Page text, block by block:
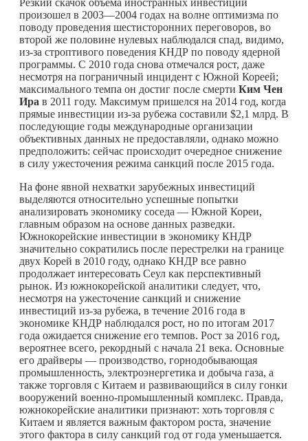
произошел в 2003—2004 годах на волне оптимизма по
поводу проведения шестисторонних переговоров, во
второй же половине нулевых наблюдался спад, видимо,
из-за строптивого поведения КНДР по поводу ядерной
программы. С 2010 года снова отмечался рост, даже
несмотря на пограничный инцидент с Южной Кореей;
максимального темпа он достиг после смерти Ким Чен
Ира в 2011 году. Максимум пришелся на 2014 год, когда
прямые инвестиции из-за рубежа составили $2,1 млрд. В
последующие годы международные организации
объективных данных не предоставляли, однако можно
предположить: сейчас происходит очередное снижение
в силу ужесточения режима санкций после 2015 года.
На фоне явной нехватки зарубежных инвестиций
выделяются относительно успешные попытки
анализировать экономику соседа — Южной Кореи,
главным образом на основе данных разведки.
Южнокорейские инвестиции в экономику КНДР
значительно сократились после перестрелки на границе
двух Корей в 2010 году, однако КНДР все равно
продолжает интересовать Сеул как перспективный
рынок. Из южнокорейской аналитики следует, что,
несмотря на ужесточение санкций и снижение
инвестиций из-за рубежа, в течение 2016 года в
экономике КНДР наблюдался рост, но по итогам 2017
года ожидается снижение его темпов. Рост за 2016 год,
вероятнее всего, рекордный с начала 21 века. Основные
его драйверы — производство, горнодобывающая
промышленность, электроэнергетика и добыча газа, а
также торговля с Китаем и развивающийся в силу гонки
вооружений военно-промышленный комплекс. Правда,
южнокорейские аналитики признают: хоть торговля с
Китаем и является важным фактором роста, значение
этого фактора в силу санкций год от года уменьшается.